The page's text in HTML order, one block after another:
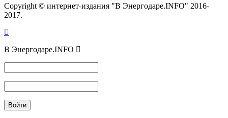
Copyright © интернет-издания "В Энергодаре.INFO" 2016-
2017.
В Энергодаре.INFO